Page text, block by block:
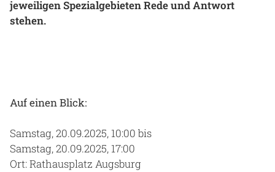
Notaufnahme
jeweiligen Spezialgebieten Rede und Antwort
stehen.
Auf einen Blick:
Samstag, 20.09.2025, 10:00 bis
Samstag, 20.09.2025, 17:00
Ort: Rathausplatz Augsburg